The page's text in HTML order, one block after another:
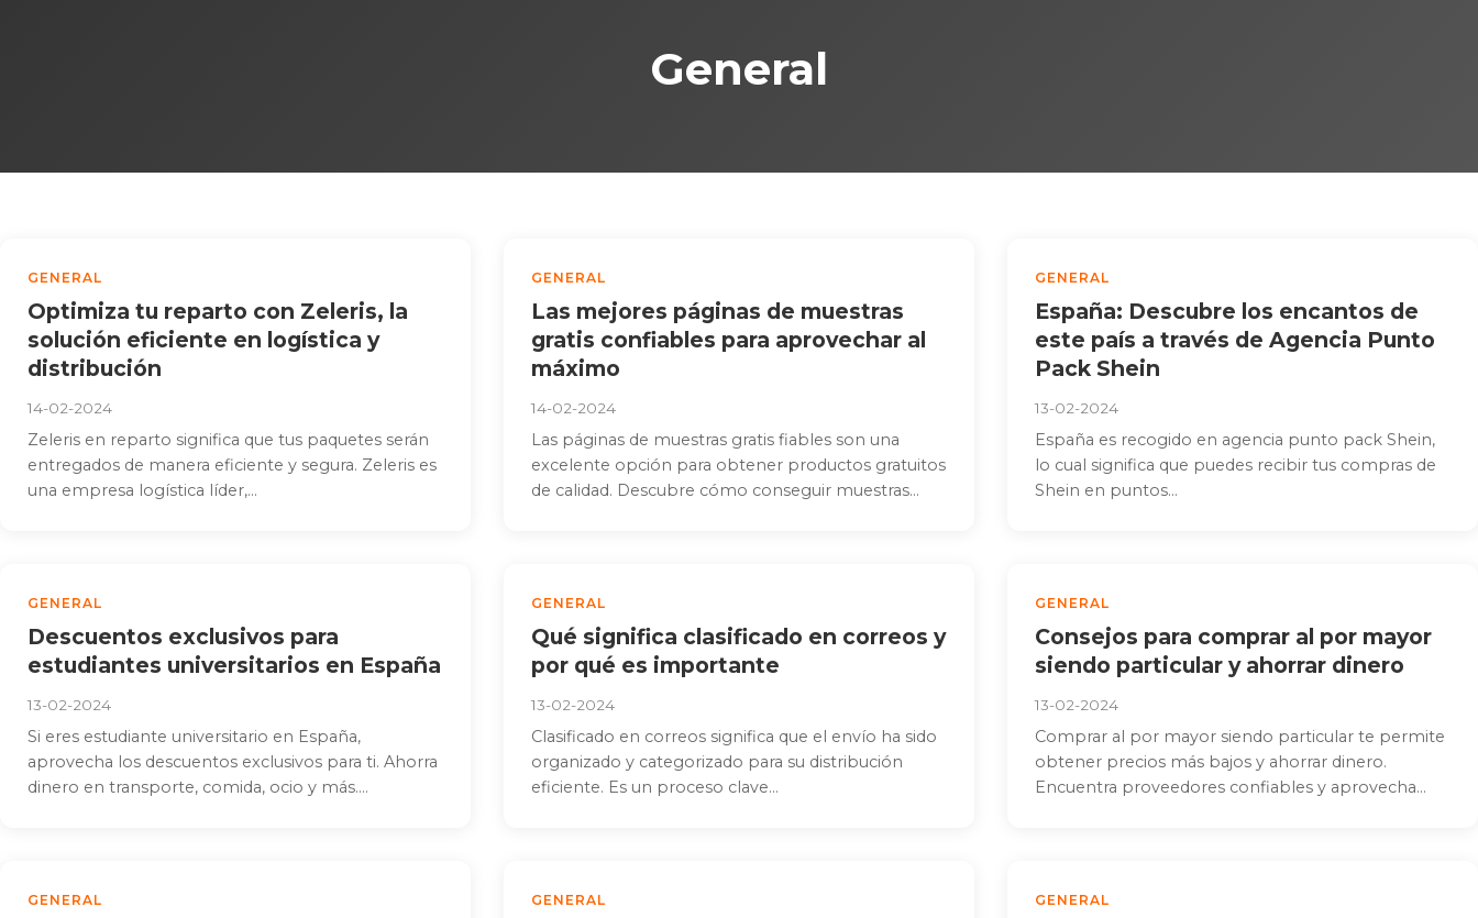
General
GENERAL
Optimiza tu reparto con Zeleris, la
solución eficiente en logística y
distribución
14-02-2024
Zeleris en reparto significa que tus paquetes serán
entregados de manera eficiente y segura. Zeleris es
una empresa logística líder,...
GENERAL
Las mejores páginas de muestras
gratis confiables para aprovechar al
máximo
14-02-2024
Las páginas de muestras gratis fiables son una
excelente opción para obtener productos gratuitos
de calidad. Descubre cómo conseguir muestras...
GENERAL
España: Descubre los encantos de
este país a través de Agencia Punto
Pack Shein
13-02-2024
España es recogido en agencia punto pack Shein,
lo cual significa que puedes recibir tus compras de
Shein en puntos...
GENERAL
Descuentos exclusivos para
estudiantes universitarios en España
13-02-2024
Si eres estudiante universitario en España,
aprovecha los descuentos exclusivos para ti. Ahorra
dinero en transporte, comida, ocio y más....
GENERAL
Qué significa clasificado en correos y
por qué es importante
13-02-2024
Clasificado en correos significa que el envío ha sido
organizado y categorizado para su distribución
eficiente. Es un proceso clave...
GENERAL
Consejos para comprar al por mayor
siendo particular y ahorrar dinero
13-02-2024
Comprar al por mayor siendo particular te permite
obtener precios más bajos y ahorrar dinero.
Encuentra proveedores confiables y aprovecha...
GENERAL GENERAL GENERAL